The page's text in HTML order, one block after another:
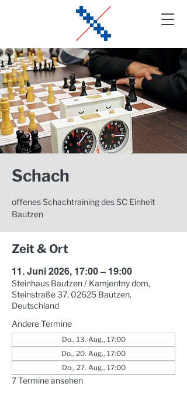
Schach
offenes Schachtraining des SC Einheit
Bautzen
Zeit & Ort
11. Juni 2026, 17:00 – 19:00
Steinhaus Bautzen / Kamjentny dom,
Steinstraße 37, 02625 Bautzen,
Deutschland
Andere Termine
Do., 13. Aug., 17:00
Do., 20. Aug., 17:00
Do., 27. Aug., 17:00
7 Termine ansehen